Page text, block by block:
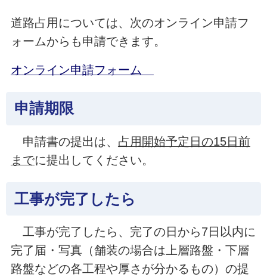
道路占用については、次のオンライン申請フ
ォームからも申請できます。
オンライン申請フォーム
申請期限
申請書の提出は、 占用開始予定日の15日前
までに提出してください。
工事が完了したら
工事が完了したら、完了の日から7日以内に
完了届・写真（舗装の場合は上層路盤・下層
路盤などの各工程や厚さが分かるもの）の提